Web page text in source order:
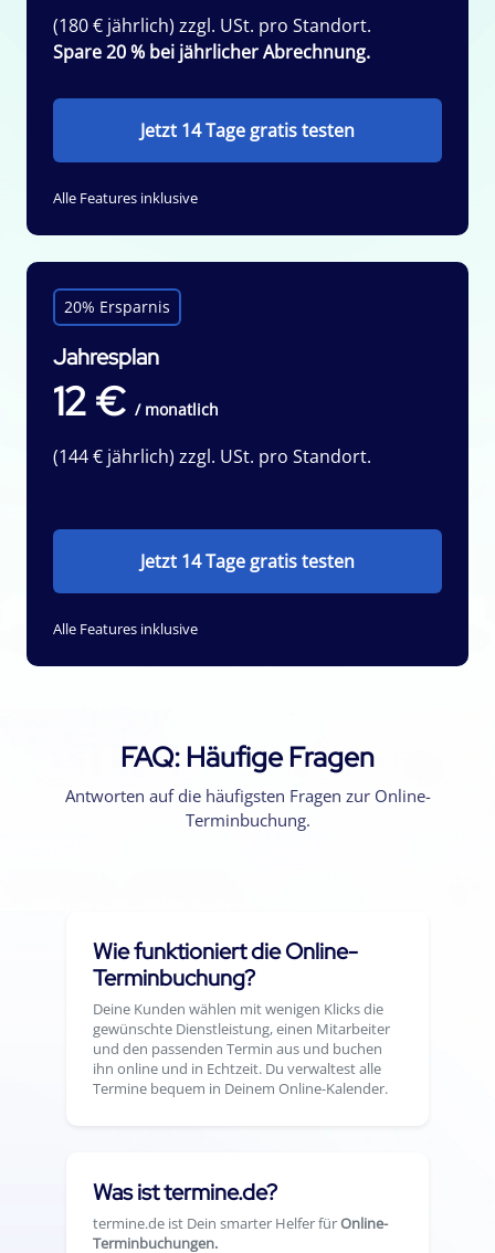
(180 € jährlich) zzgl. USt. pro Standort.
Spare 20 % bei jährlicher Abrechnung.
Jetzt 14 Tage gratis testen
Alle Features inklusive
20% Ersparnis
Jahresplan
12 € / monatlich
(144 € jährlich) zzgl. USt. pro Standort.
Jetzt 14 Tage gratis testen
Alle Features inklusive
FAQ: Häufige Fragen
Antworten auf die häufigsten Fragen zur Online-
Terminbuchung.
Wie funktioniert die Online-
Terminbuchung?
Deine Kunden wählen mit wenigen Klicks die
gewünschte Dienstleistung, einen Mitarbeiter
und den passenden Termin aus und buchen
ihn online und in Echtzeit. Du verwaltest alle
Termine bequem in Deinem Online-Kalender.
Was ist termine.de?
termine.de ist Dein smarter Helfer fürOnline-
Terminbuchungen.